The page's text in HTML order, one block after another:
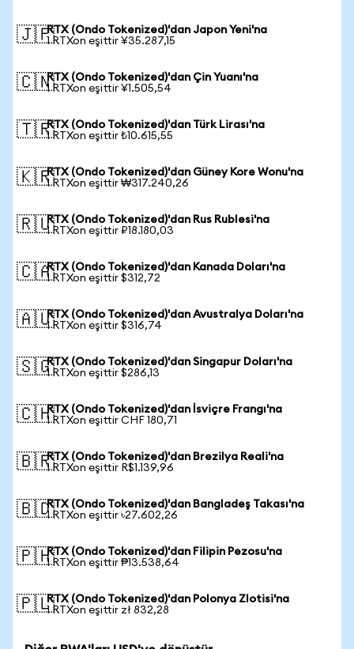
🇯🇵RTX (Ondo Tokenized)'dan Japon Yeni'na
1 RTXon eşittir ¥35.287,15
🇨🇳RTX (Ondo Tokenized)'dan Çin Yuanı'na
1 RTXon eşittir ¥1.505,54
🇹🇷RTX (Ondo Tokenized)'dan Türk Lirası'na
1 RTXon eşittir ₺10.615,55
🇰🇷RTX (Ondo Tokenized)'dan Güney Kore Wonu'na
1 RTXon eşittir ₩317.240,26
🇷🇺RTX (Ondo Tokenized)'dan Rus Rublesi'na
1 RTXon eşittir ₽18.180,03
🇨🇦RTX (Ondo Tokenized)'dan Kanada Doları'na
1 RTXon eşittir $312,72
🇦🇺RTX (Ondo Tokenized)'dan Avustralya Doları'na
1 RTXon eşittir $316,74
🇸🇬RTX (Ondo Tokenized)'dan Singapur Doları'na
1 RTXon eşittir $286,13
🇨🇭RTX (Ondo Tokenized)'dan İsviçre Frangı'na
1 RTXon eşittir CHF 180,71
🇧🇷RTX (Ondo Tokenized)'dan Brezilya Reali'na
1 RTXon eşittir R$1.139,96
🇧🇩RTX (Ondo Tokenized)'dan Bangladeş Takası'na
1 RTXon eşittir ৳27.602,26
🇵🇭RTX (Ondo Tokenized)'dan Filipin Pezosu'na
1 RTXon eşittir ₱13.538,64
🇵🇱RTX (Ondo Tokenized)'dan Polonya Zlotisi'na
1 RTXon eşittir zł 832,28